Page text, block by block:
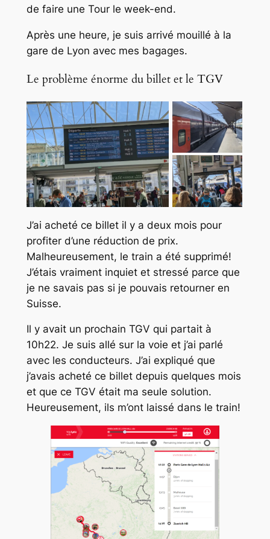
de faire une Tour le week-end.
Après une heure, je suis arrivé mouillé à la
gare de Lyon avec mes bagages.
Le problème énorme du billet et le TGV
J’ai acheté ce billet il y a deux mois pour
profiter d’une réduction de prix.
Malheureusement, le train a été supprimé!
J’étais vraiment inquiet et stressé parce que
je ne savais pas si je pouvais retourner en
Suisse.
Il y avait un prochain TGV qui partait à
10h22. Je suis allé sur la voie et j’ai parlé
avec les conducteurs. J’ai expliqué que
j’avais acheté ce billet depuis quelques mois
et que ce TGV était ma seule solution.
Heureusement, ils m’ont laissé dans le train!